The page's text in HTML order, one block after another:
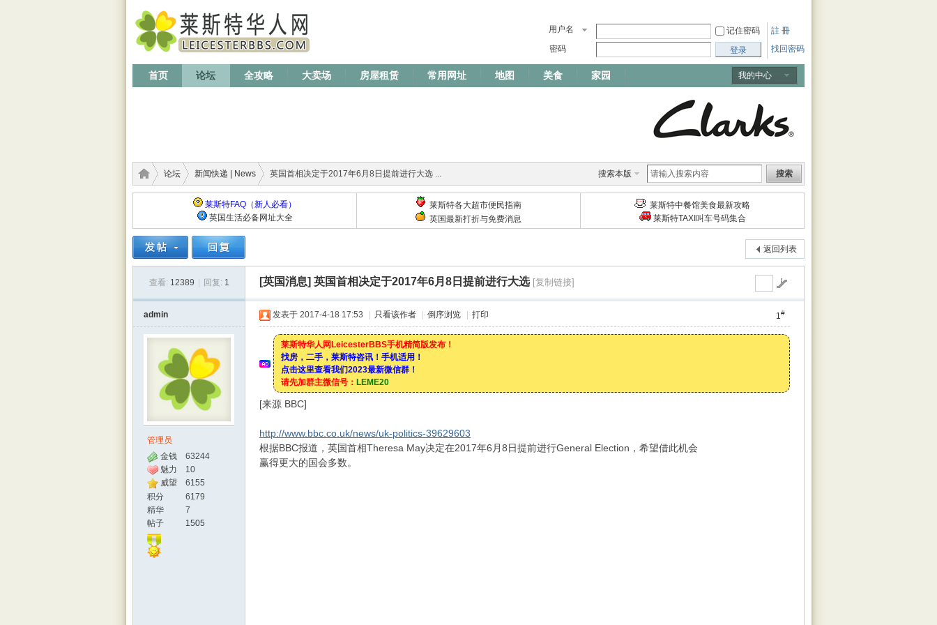
註 冊
找回密码
用户名
记住密码
密码
登录
我的中心
首页 论坛 全攻略 大卖场 房屋租赁 常用网址 地图 美食 家园
搜索本版 搜索
人网
论坛 新闻快递 | News 英国首相决定于2017年6月8日提前进行大选 ...
莱斯特FAQ（新人必看）
英国生活必备网址大全
莱斯特各大超市便民指南
英国最新打折与免费消息
莱斯特中餐馆美食最新攻略
莱斯特TAXI叫车号码集合
返回列表
查看: 12389 回复: 1 [英国消息] 英国首相决定于2017年6月8日提前进行大选 [复制链接]
admin
管理员
金钱
63244
魅力
10
威望
6155
积分
6179
精华
7
帖子
1505
1#
发表于 2017-4-18 17:53 只看该作者 倒序浏览 打印
莱斯特华人网LeicesterBBS手机精简版发布！
找房，二手，莱斯特咨讯！手机适用！
点击这里查看我们2023最新微信群！
请先加群主微信号： LEME20
[来源 BBC]
http://www.bbc.co.uk/news/uk-politics-39629603
根据BBC报道，英国首相Theresa May决定在2017年6月8日提前进行General Election，希望借此机会
赢得更大的国会多数。